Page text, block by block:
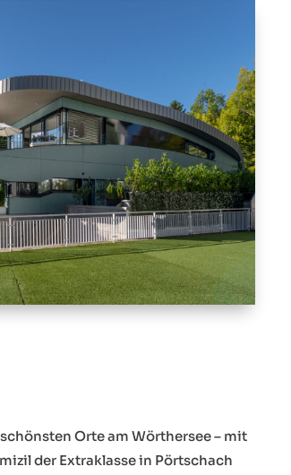
Orte am Wörthersee – mit
der Extraklasse in Pörtschach